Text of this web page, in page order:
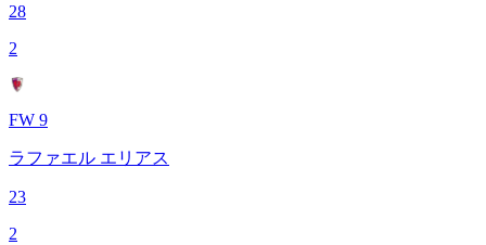
28
2
FW 9
ラファエル エリアス
23
2